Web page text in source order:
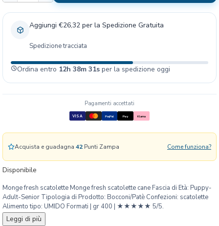
Disponibile
Monge fresh scatolette Monge fresh scatolette cane Fascia di Età: Puppy-
Adult-Senior Tipologia di Prodotto: Bocconi/Patè Confezioni: scatolette
Alimento tipo: UMIDO Formati | gr 400 | ★★★★★ 5/5.
Leggi di più
n
e
r
e
s
h
o
l
t
e
2
4
x
Aggiungi €26,32 per la Spedizione Gratuita
Spedizione tracciata
Ordina entro 12h 38m 30s per la spedizione oggi
Acquista e guadagna 42 Punti Zampa Come funziona?
Pagamenti accettati
VISA PayPal Pay Klarna